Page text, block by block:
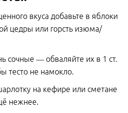
вкуса добавьте в яблоки
цедры или горсть изюма/
сочные — обваляйте их в 1 ст.
тесто не намокло.
на кефире или сметане
нежнее.